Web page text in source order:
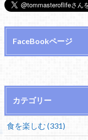
FaceBookページ
カテゴリー
食を楽しむ (331)